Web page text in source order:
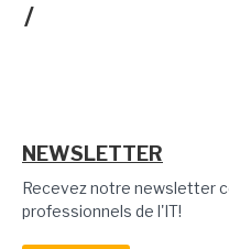
/
NEWSLETTER
Recevez notre newsletter
professionnels de l'IT!